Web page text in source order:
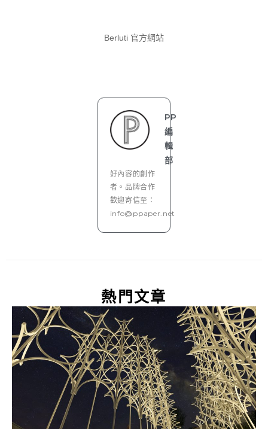
Berluti 官方網站
PP
編
輯
部
好內容的創作
者。品牌合作
歡迎寄信至：
info@ppaper.net
熱門文章